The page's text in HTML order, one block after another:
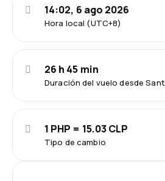
Hora local (UTC+8)
14:02, 6 ago 2026
Duración del vuelo desde
26 h 45 min
Tipo de cambio
1 PHP = 15.03 CLP